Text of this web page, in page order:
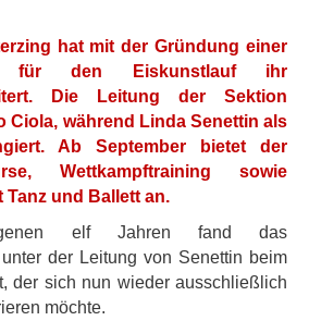
hatmit der Gründung einer
für den Eiskunstlauf ihr
. Die Leitung der Sektion
Ciola, während Linda Senettin als
Ab September bietet der
Wettkampftraining sowie
und Ballett an.
elf Jahren fand das
der Leitung von Senettin beim
der sich nun wieder ausschließlich
möchte.